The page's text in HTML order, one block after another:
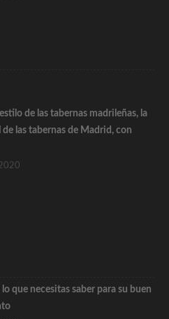
de las tabernas madrileñas, la
las tabernas de Madrid, con
que necesitas saber para su buen